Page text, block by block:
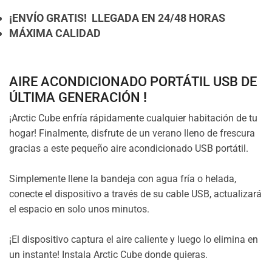
¡ENVÍO GRATIS! LLEGADA EN 24/48 HORAS
MÁXIMA CALIDAD
AIRE ACONDICIONADO PORTÁTIL USB DE
ÚLTIMA GENERACIÓN !
¡Arctic Cube enfría rápidamente cualquier habitación de tu
hogar! Finalmente, disfrute de un verano lleno de frescura
gracias a este pequeño aire acondicionado USB portátil.
Simplemente llene la bandeja con agua fría o helada,
conecte el dispositivo a través de su cable USB, actualizará
el espacio en solo unos minutos.
¡El dispositivo captura el aire caliente y luego lo elimina en
un instante! Instala Arctic Cube donde quieras.